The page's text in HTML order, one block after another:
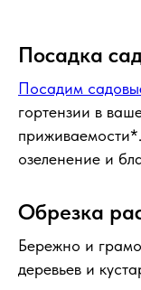
Посадка
Посадим
гортензии в
озеленение и
Обрезка
Бережно и
деревьев и